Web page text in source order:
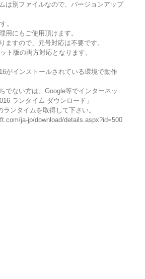
は別ファイルなので、バージョンアップ
。
用にもご使用頂けます。
ますので、元号対応は不要です。
ト版の両方対応となります。
がインストールされている環境で動作
でない方は、Google等でインターネッ
ランタイム ダウンロード」
ンタイムを取得して下さい。
ja-jp/download/details.aspx?id=500